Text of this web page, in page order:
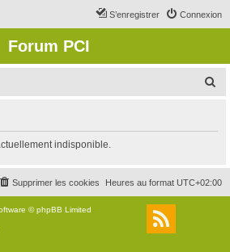
Connexion
S’enregistrer
Forum PCI
r
c
indisponible.
Heures au format UTC+02:00
Supprimer les cookies
© phpBB Limited